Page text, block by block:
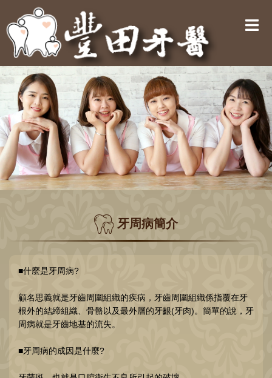
牙周病簡介
■什麼是牙周病?
顧名思義就是牙齒周圍組織的疾病，牙齒周圍組織係指覆在牙
根外的結締組織、骨骼以及最外層的牙齦(牙肉)。簡單的說，牙
周病就是牙齒地基的流失。
■牙周病的成因是什麼?